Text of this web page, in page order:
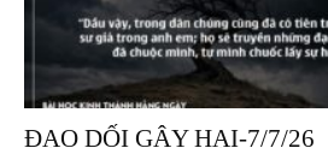
ĐẠO DỐI GÂY HẠI-7/7/26